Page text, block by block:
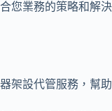
您業務的策略和解決
架設代管服務，幫助